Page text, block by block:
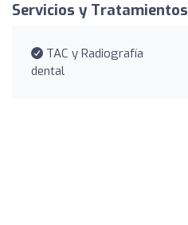
Servicios y Tratamientos
TAC y Radiografía
dental